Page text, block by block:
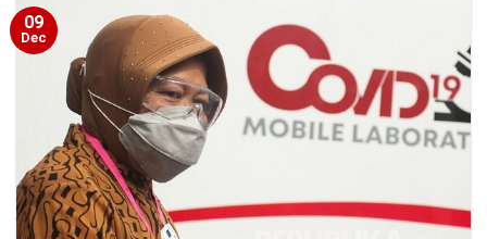
09
Dec